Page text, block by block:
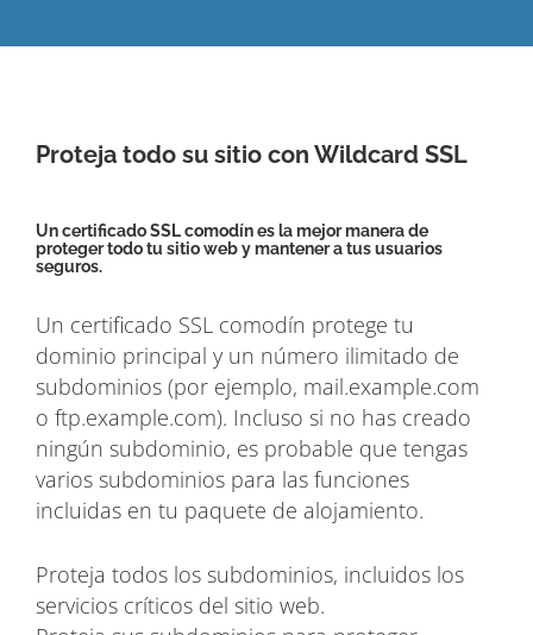
Proteja todo su sitio con Wildcard SSL
Un certificado SSL comodín es la mejor manera de
proteger todo tu sitio web y mantener a tus usuarios
seguros.
Un certificado SSL comodín protege tu
dominio principal y un número ilimitado de
subdominios (por ejemplo, mail.example.com
o ftp.example.com). Incluso si no has creado
ningún subdominio, es probable que tengas
varios subdominios para las funciones
incluidas en tu paquete de alojamiento.
Proteja todos los subdominios, incluidos los
servicios críticos del sitio web.